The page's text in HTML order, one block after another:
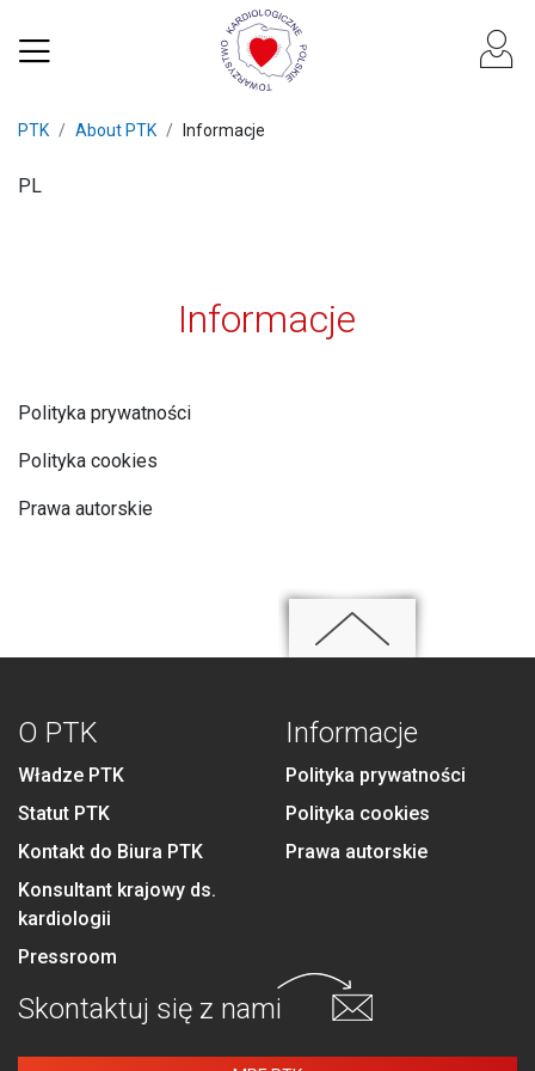
PTK About PTK Informacje
PL
Informacje
Polityka prywatności
Polityka cookies
Prawa autorskie
O PTK
Władze PTK
Statut PTK
Kontakt do Biura PTK
Konsultant krajowy ds.
kardiologii
Pressroom
Informacje
Polityka prywatności
Polityka cookies
Prawa autorskie
Skontaktuj się z nami